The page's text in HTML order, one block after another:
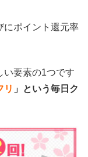
にポイント還元率
い要素の1つです
リ 」という毎日ク